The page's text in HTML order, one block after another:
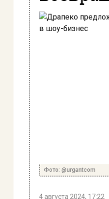
Фото: @urgantcom
4 августа 2024, 17:22